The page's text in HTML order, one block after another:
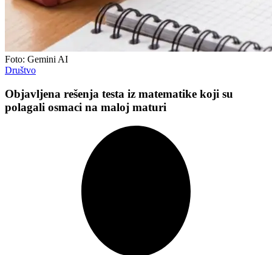
Foto: Gemini AI
Društvo
Objavljena rešenja testa iz matematike koji su
polagali osmaci na maloj maturi